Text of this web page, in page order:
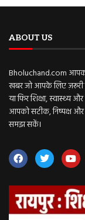
ABOUT US
Bholuchand.com आपका
खबर जो आपके लिए ज़रूरी
या फिर शिक्षा, स्वास्थ्य
आपको सटीक, निष्पक्ष
समझ सकें।